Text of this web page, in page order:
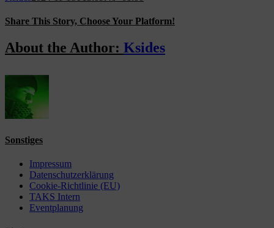
Share This Story, Choose Your Platform!
Facebook
X
Reddit
LinkedIn
WhatsApp
Tumblr
Pinterest
Vk
Email
About the Author: Ksides
Sonstiges
Impressum
Datenschutzerklärung
Cookie-Richtlinie (EU)
TAKS Intern
Eventplanung